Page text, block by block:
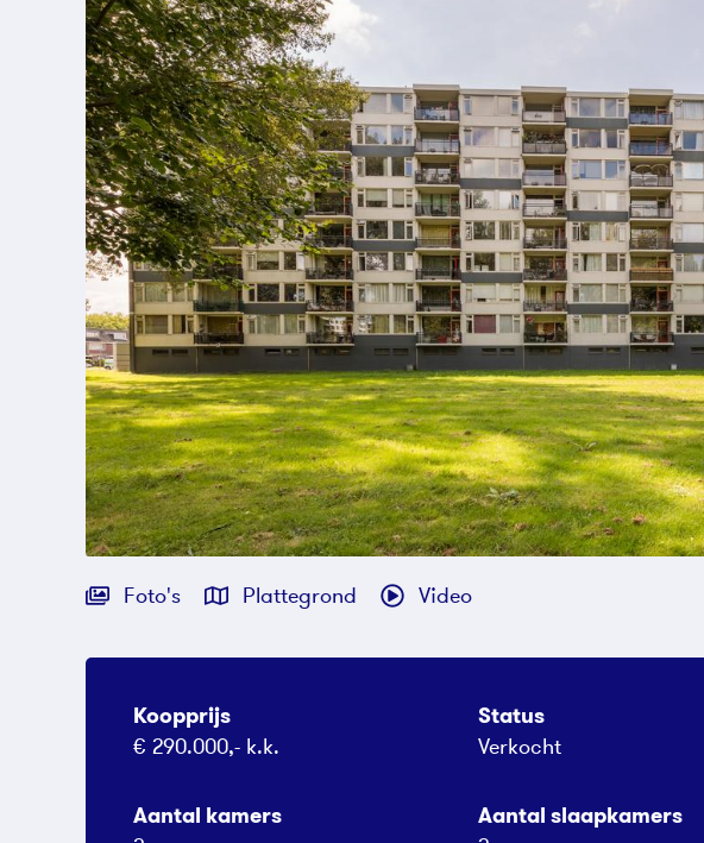
Foto's Plattegrond Video
Koopprijs
€ 290.000,- k.k.
Status
Verkocht
Aantal kamers Aantal slaapkamers